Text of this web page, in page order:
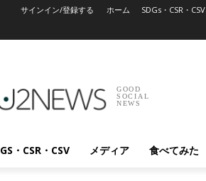
サインイン/登録する ホーム SDGs・CSR・CSV
GOOD
SOCIAL
NEWS
・CSR・CSV メディア 食べてみた